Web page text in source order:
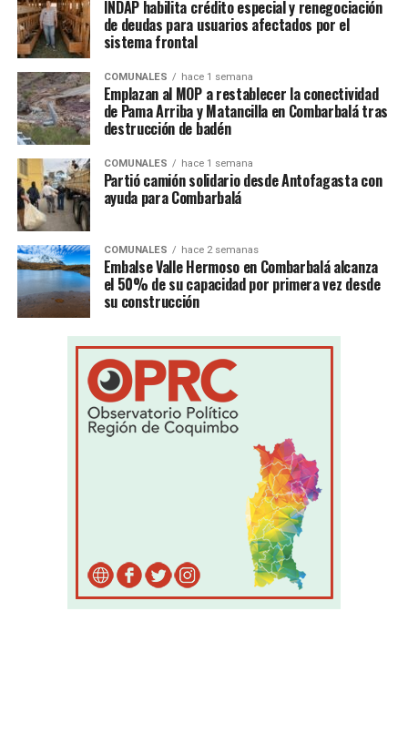
INDAP habilita crédito especial y renegociación
de deudas para usuarios afectados por el
sistema frontal
COMUNALES hace 1 semana
Emplazan al MOP a restablecer la conectividad
de Pama Arriba y Matancilla en Combarbalá tras
destrucción de badén
COMUNALES hace 1 semana
Partió camión solidario desde Antofagasta con
ayuda para Combarbalá
COMUNALES hace 2 semanas
Embalse Valle Hermoso en Combarbalá alcanza
el 50% de su capacidad por primera vez desde
su construcción